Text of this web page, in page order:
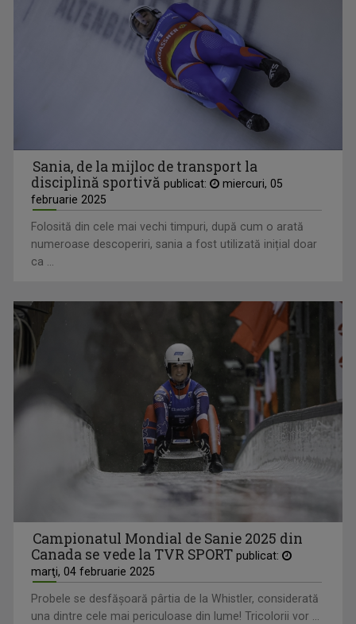
Sania, de la mijloc de transport la
disciplină sportivă publicat:
miercuri, 05
februarie 2025
Folosită din cele mai vechi timpuri, după cum o arată
numeroase descoperiri, sania a fost utilizată inițial doar
ca ...
Campionatul Mondial de Sanie 2025 din
Canada se vede la TVR SPORTpublicat:
marţi, 04 februarie 2025
Probele se desfăşoară pârtia de la Whistler, considerată
una dintre cele mai periculoase din lume! Tricolorii vor ...